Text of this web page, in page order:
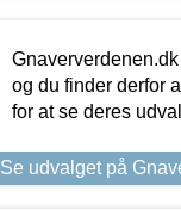
og du finder derfor
for at se deres
Se udvalget på